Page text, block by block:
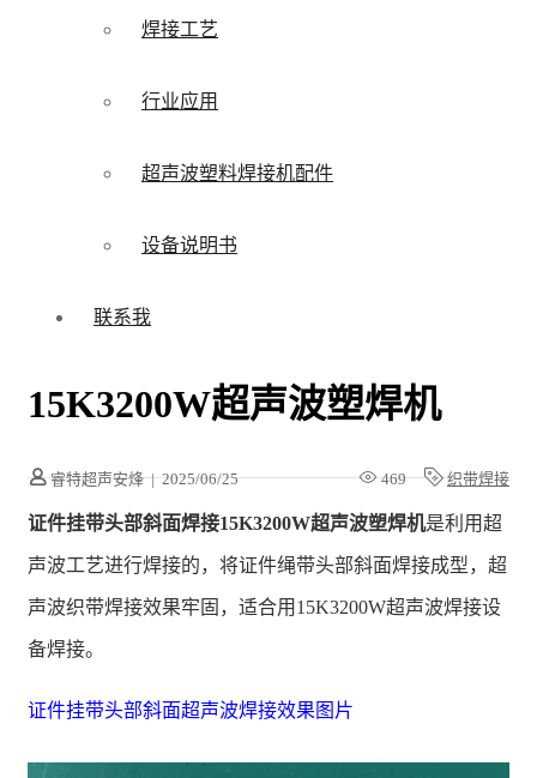
焊接工艺
行业应用
超声波塑料焊接机配件
设备说明书
联系我
15K3200W超声波塑焊机
睿特超声安烽 | 2025/06/25 469 织带焊接
证件挂带头部斜面焊接15K3200W超声波塑焊机是利用超
声波工艺进行焊接的，将证件绳带头部斜面焊接成型，超
声波织带焊接效果牢固，适合用15K3200W超声波焊接设
备焊接。
证件挂带头部斜面超声波焊接效果图片